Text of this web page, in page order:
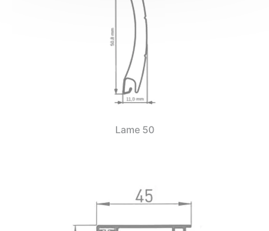
Lame 50